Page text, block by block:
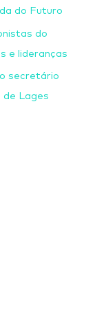
do Futuro
do
e lideranças
secretário
de Lages